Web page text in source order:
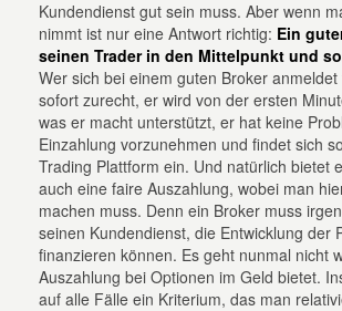
Kundendienst gut sein muss. Aber wenn
nimmt ist nur eine Antwort richtig: Ein
seinen Trader in den Mittelpunkt und
Wer sich bei einem guten Broker anmeldet
sofort zurecht, er wird von der ersten
was er macht unterstützt, er hat keine
Einzahlung vorzunehmen und findet sich
Trading Plattform ein. Und natürlich bietet
auch eine faire Auszahlung, wobei man
machen muss. Denn ein Broker muss
seinen Kundendienst, die Entwicklung der
finanzieren können. Es geht nunmal nicht
Auszahlung bei Optionen im Geld bietet.
auf alle Fälle ein Kriterium, das man